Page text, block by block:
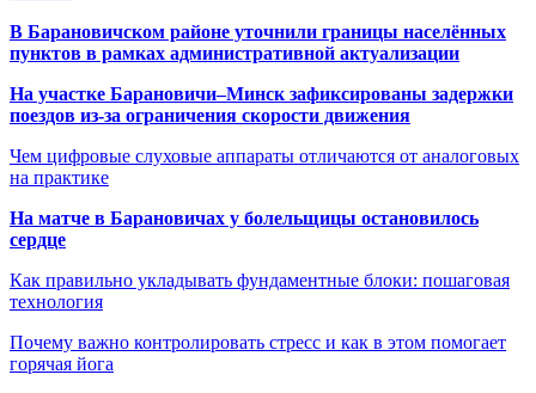
В Барановичском районе уточнили границы населённых
пунктов в рамках административной актуализации
На участке Барановичи–Минск зафиксированы задержки
поездов из-за ограничения скорости движения
Чем цифровые слуховые аппараты отличаются от аналоговых
на практике
На матче в Барановичах у болельщицы остановилось
сердце
Как правильно укладывать фундаментные блоки: пошаговая
технология
Почему важно контролировать стресс и как в этом помогает
горячая йога